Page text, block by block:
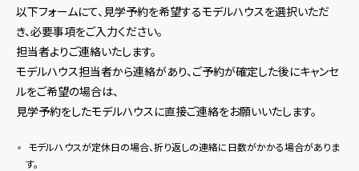
以下フォームにて、見学予約を希望するモデルハウスを選択いただ
き、必要事項をご入力ください。
担当者よりご連絡いたします。
モデルハウス担当者から連絡があり、ご予約が確定した後にキャンセ
ルをご希望の場合は、
見学予約をしたモデルハウスに直接ご連絡をお願いいたします。
モデルハウスが定休日の場合、折り返しの連絡に日数がかかる場合がありま
す。